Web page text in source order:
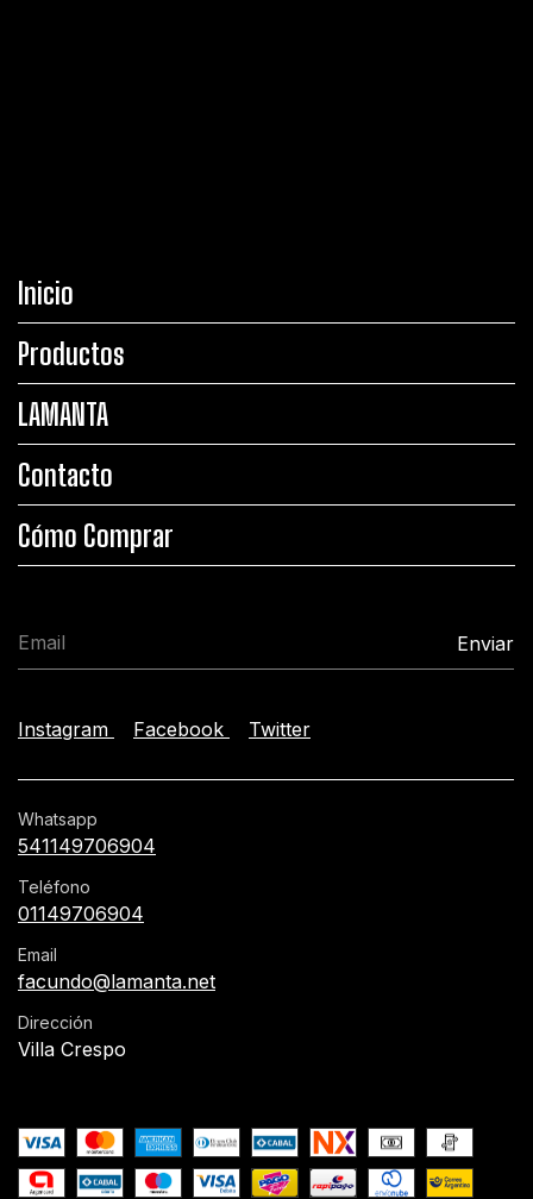
Inicio
Productos
LAMANTA
Contacto
Cómo Comprar
Instagram Facebook Twitter
Whatsapp
541149706904
Teléfono
01149706904
Email
facundo@lamanta.net
Dirección
Villa Crespo